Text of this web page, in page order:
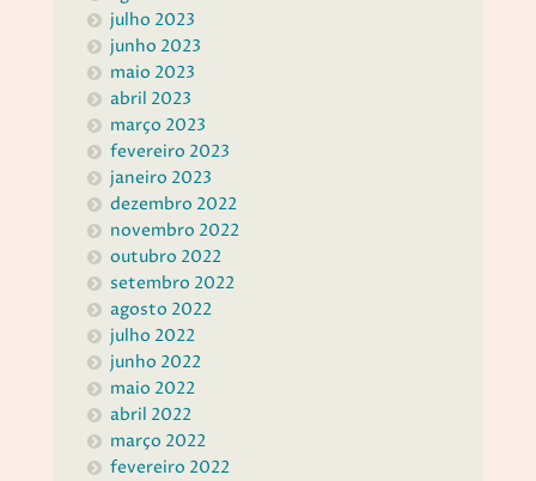
julho 2023
junho 2023
maio 2023
abril 2023
março 2023
fevereiro 2023
janeiro 2023
dezembro 2022
novembro 2022
outubro 2022
setembro 2022
agosto 2022
julho 2022
junho 2022
maio 2022
abril 2022
março 2022
fevereiro 2022